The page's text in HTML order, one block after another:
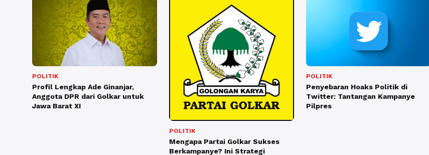
POLITIK
Profil Lengkap Ade Ginanjar,
Anggota DPR dari Golkar untuk
Jawa Barat XI
POLITIK
Mengapa Partai Golkar Sukses
Berkampanye? Ini Strategi
POLITIK
Penyebaran Hoaks Politik di
Twitter: Tantangan Kampanye
Pilpres